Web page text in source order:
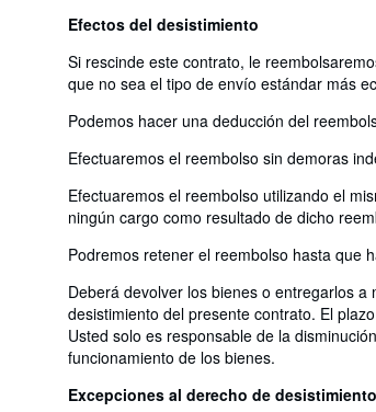
Efectos del desistimiento
Si rescinde este contrato, le
que no sea el tipo de envío estándar más
Podemos hacer una deducción del
Efectuaremos el reembolso sin demoras
Efectuaremos el reembolso utilizando el
ningún cargo como resultado de dicho
Podremos retener el reembolso hasta que
Deberá devolver los bienes o entregarlos
desistimiento del presente contrato. El
Usted solo es responsable de la
funcionamiento de los bienes.
Excepciones al derecho de desistimiento